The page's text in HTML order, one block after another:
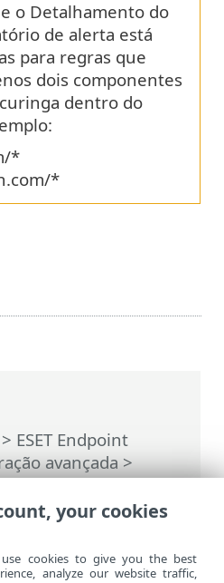
ESET Endpoint
avançada>
do acesso à Web>
endereços de URL>
máscara de URL
o Detalhamento do
de alerta está
para regras que
dois componentes
dentro do
*
*
your cookies
cookies to give you the best
analyze our website traffic,